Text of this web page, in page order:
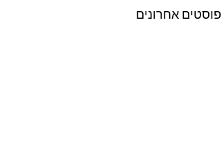
פוסטים אחרונים